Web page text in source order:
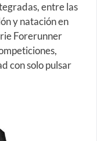
entre las
y natación en
Forerunner
con solo pulsar